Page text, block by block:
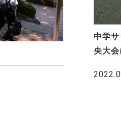
中学
央大会